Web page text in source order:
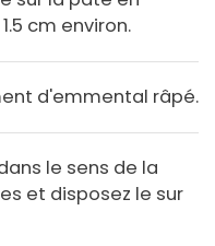
cm environ.
d'emmental râpé.
le sens de la
et disposez le sur